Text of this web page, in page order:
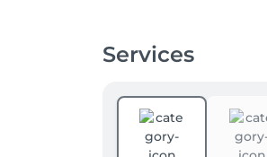
Services